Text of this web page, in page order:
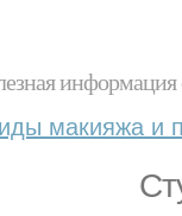
информация
макияжа и